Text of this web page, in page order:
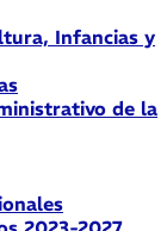
Infancias y
de la